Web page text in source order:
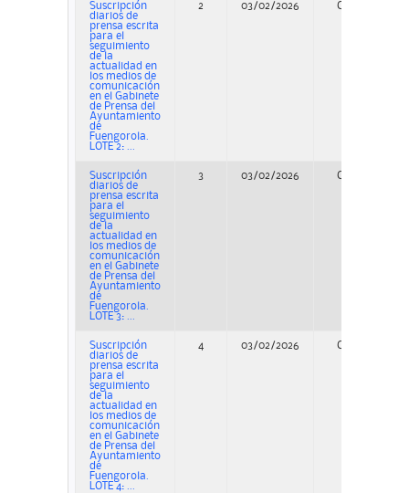
Suscripción
diarios de
prensa escrita
para el
seguimiento
de la
actualidad en
los medios de
comunicación
en el Gabinete
de Prensa del
Ayuntamiento
de
Fuengorola.
LOTE 2: ...
2 03/02/2026 Concurso
Suscripción
diarios de
prensa escrita
para el
seguimiento
de la
actualidad en
los medios de
comunicación
en el Gabinete
de Prensa del
Ayuntamiento
de
Fuengorola.
LOTE 3: ...
3 03/02/2026 Concurso
Suscripción
diarios de
prensa escrita
para el
seguimiento
de la
actualidad en
los medios de
comunicación
en el Gabinete
de Prensa del
Ayuntamiento
de
Fuengorola.
LOTE 4: ...
4 03/02/2026 Concurso